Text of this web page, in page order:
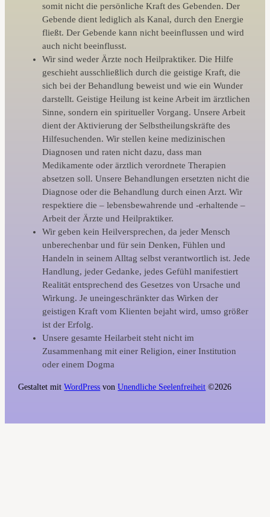
somit nicht die persönliche Kraft des Gebenden. Der
Gebende dient lediglich als Kanal, durch den Energie
fließt. Der Gebende kann nicht beeinflussen und wird
auch nicht beeinflusst.
Wir sind weder Ärzte noch Heilpraktiker. Die Hilfe
geschieht ausschließlich durch die geistige Kraft, die
sich bei der Behandlung beweist und wie ein Wunder
darstellt. Geistige Heilung ist keine Arbeit im ärztlichen
Sinne, sondern ein spiritueller Vorgang. Unsere Arbeit
dient der Aktivierung der Selbstheilungskräfte des
Hilfesuchenden. Wir stellen keine medizinischen
Diagnosen und raten nicht dazu, dass man
Medikamente oder ärztlich verordnete Therapien
absetzen soll. Unsere Behandlungen ersetzten nicht die
Diagnose oder die Behandlung durch einen Arzt. Wir
respektiere die – lebensbewahrende und -erhaltende –
Arbeit der Ärzte und Heilpraktiker.
Wir geben kein Heilversprechen, da jeder Mensch
unberechenbar und für sein Denken, Fühlen und
Handeln in seinem Alltag selbst verantwortlich ist. Jede
Handlung, jeder Gedanke, jedes Gefühl manifestiert
Realität entsprechend des Gesetzes von Ursache und
Wirkung. Je uneingeschränkter das Wirken der
geistigen Kraft vom Klienten bejaht wird, umso größer
ist der Erfolg.
Unsere gesamte Heilarbeit steht nicht im
Zusammenhang mit einer Religion, einer Institution
oder einem Dogma
Gestaltet mitWordPress vonUnendliche Seelenfreiheit ©2026